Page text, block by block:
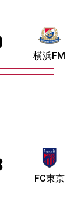
横浜FM
FC東京